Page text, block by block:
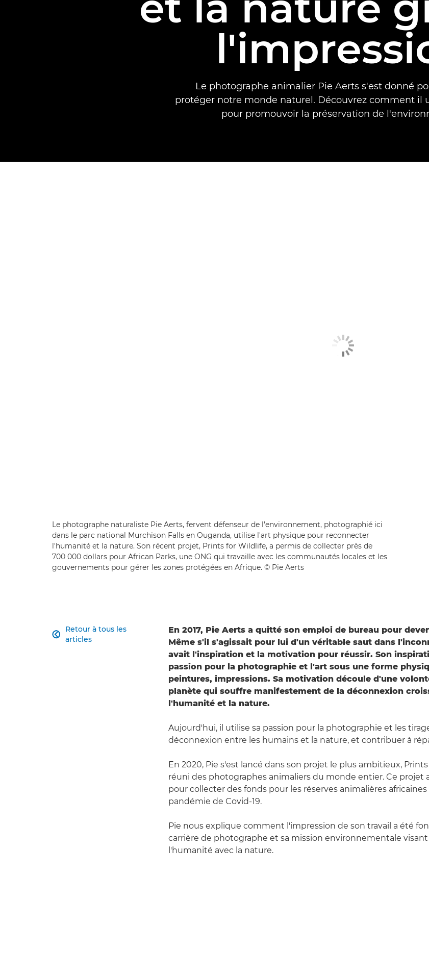
Le photographe animalier Pie Aerts s'est donné
protéger notre monde naturel. Découvrez comment il
pour promouvoir la préservation de
Le photographe naturaliste Pie Aerts, fervent défenseur de l'environnement, photographié ici
dans le parc national Murchison Falls en Ouganda, utilise l'art physique pour reconnecter
l'humanité et la nature. Son récent projet, Prints for Wildlife, a permis de collecter près de
700 000 dollars pour African Parks, une ONG qui travaille avec les communautés locales et les
gouvernements pour gérer les zones protégées en Afrique. © Pie Aerts
Retour à tous les
articles

En 2017, Pie Aerts a quitté son emploi de bureau pour
Même s'il s'agissait pour lui d'un véritable saut dans
avait l'inspiration et la motivation pour réussir. Son
passion pour la photographie et l'art sous une forme
peintures, impressions. Sa motivation découle d'une
planète qui souffre manifestement de la déconnexion
l'humanité et la nature.
Aujourd'hui, il utilise sa passion pour la photographie et les
déconnexion entre les humains et la nature, et contribuer à
En 2020, Pie s'est lancé dans son projet le plus ambitieux,
réuni des photographes animaliers du monde entier. Ce projet
pour collecter des fonds pour les réserves animalières africaines
pandémie de Covid-19.
Pie nous explique comment l'impression de son travail a été
carrière de photographe et sa mission environnementale
l'humanité avec la nature.